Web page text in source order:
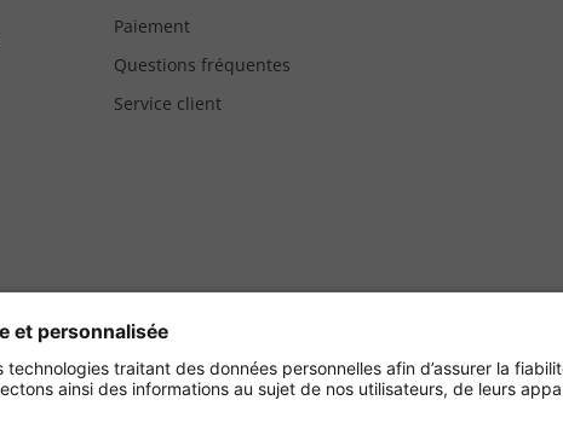
Paiement
Questions fréquentes
Service client